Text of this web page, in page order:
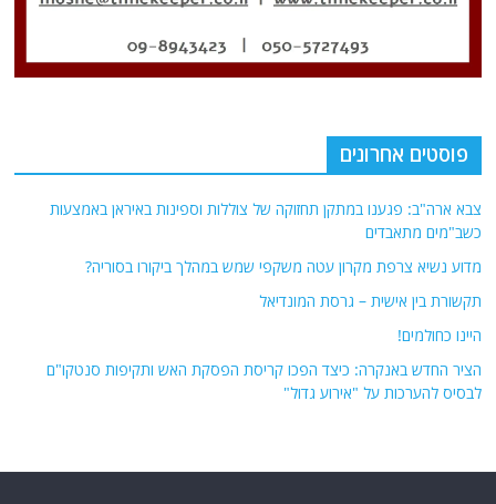
פוסטים אחרונים
צבא ארה"ב: פגענו במתקן תחזוקה של צוללות וספינות באיראן באמצעות
כשב"מים מתאבדים
מדוע נשיא צרפת מקרון עטה משקפי שמש במהלך ביקורו בסוריה?
תקשורת בין אישית – גרסת המונדיאל
היינו כחולמים!
הציר החדש באנקרה: כיצד הפכו קריסת הפסקת האש ותקיפות סנטקו"ם
לבסיס להערכות על "אירוע גדול"